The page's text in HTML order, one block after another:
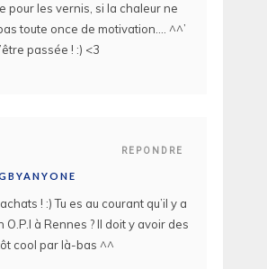
pour les vernis, si la chaleur ne
toute once de motivation…. ^^’
passée ! :) <3
REPONDRE
! :) Tu es au courant qu’il y a
O.P.I à Rennes ? Il doit y avoir des
cool par là-bas ^^